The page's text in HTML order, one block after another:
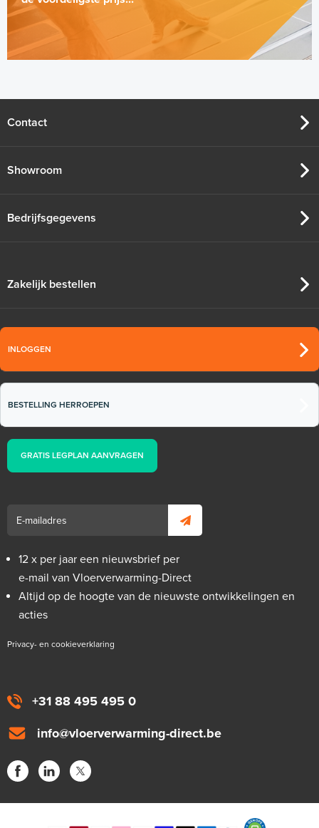
+31 88 495 495 0
info@vloerverwarming-direct.be
Contact
Showroom
Bedrijfsgegevens
Zakelijk bestellen
INLOGGEN
BESTELLING HERROEPEN
GRATIS LEGPLAN AANVRAGEN
12 x per jaar een nieuwsbrief per
e-mail van Vloerverwarming-Direct
Altijd op de hoogte van de nieuwste ontwikkelingen en
acties
Privacy- en cookieverklaring